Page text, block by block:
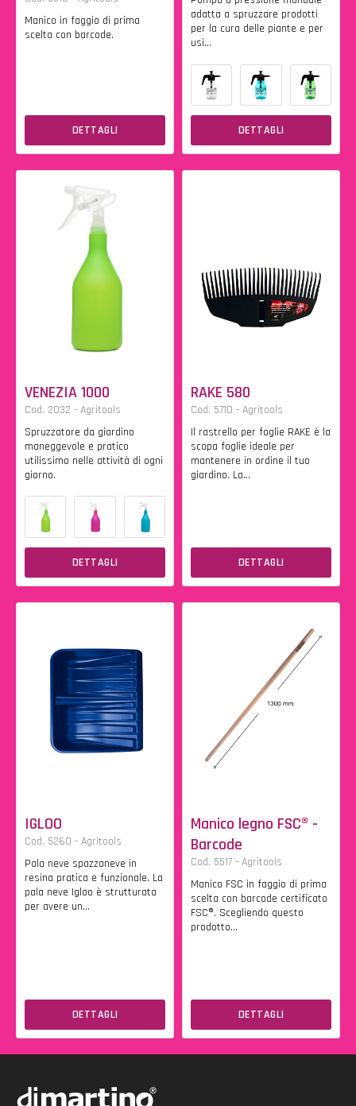
Manico in faggio di prima
scelta con barcode.
DETTAGLI
adatta a spruzzare prodotti
per la cura delle piante e per
usi...
DETTAGLI
VENEZIA 1000
Cod. 2032 - Agritools
Spruzzatore da giardino
maneggevole e pratico
utilissimo nelle attività di ogni
giorno.
DETTAGLI
RAKE 580
Cod. 5710 - Agritools
Il rastrello per foglie RAKE è la
scopa foglie ideale per
mantenere in ordine il tuo
giardino. La...
DETTAGLI
IGLOO
Cod. 5260 - Agritools
Pala neve spazzaneve in
resina pratica e funzionale. La
pala neve Igloo è strutturata
per avere un...
DETTAGLI
Manico legno FSC® -
Barcode
Cod. 5517 - Agritools
Manico FSC in faggio di prima
scelta con barcode certificato
FSC®. Scegliendo questo
prodotto...
DETTAGLI